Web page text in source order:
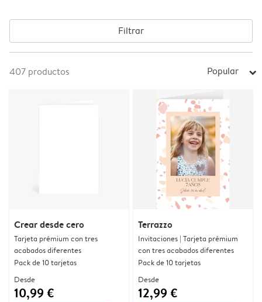
Filtrar
407 productos Popular arrow_right
Crear desde cero
Tarjeta prémium con tres
acabados diferentes
Pack de 10 tarjetas
Desde
10,99 €
Terrazzo
Invitaciones | Tarjeta prémium
con tres acabados diferentes
Pack de 10 tarjetas
Desde
12,99 €